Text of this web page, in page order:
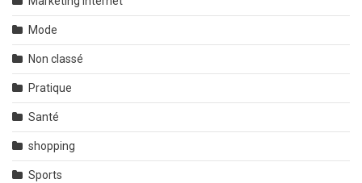
Mode
Non classé
Pratique
Santé
shopping
Sports